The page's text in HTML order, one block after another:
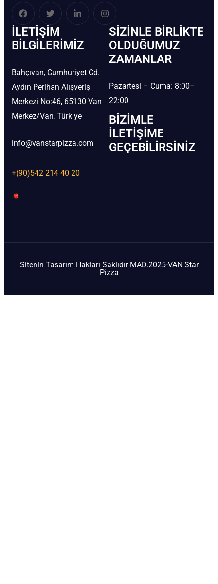
İLETIŞIM
BİLGILERIMIZ
Bahçıvan, Cumhuriyet Cd.
Aydın Perihan Alışveriş
Merkezi No:46, 65130 Van
Merkez/Van, Türkiye
info@vanstarpizza.com
+(90)542 214 40 20
SIZINLE BIRLIKTE
OLDUĞUMUZ
ZAMANLAR
Pazartesi – Cuma: 8:00–
22:00
BIZIMLE
İLETIŞIME
GEÇEBILIRSINIZ
Sitenin Tasarım Hakları Saklıdır MAD.2025-VAN Star
Pizza